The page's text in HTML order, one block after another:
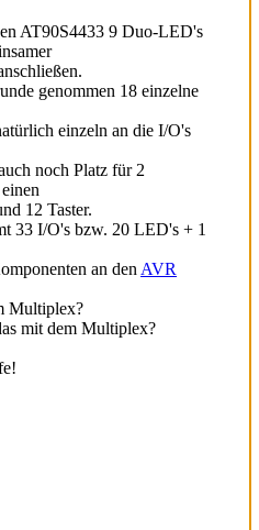
AT90S4433 9 Duo-LED's
genommen 18 einzelne
einzeln an die I/O's
noch Platz für 2
12 Taster.
33 I/O's bzw. 20 LED's + 1
an den AVR
Multiplex?
mit dem Multiplex?